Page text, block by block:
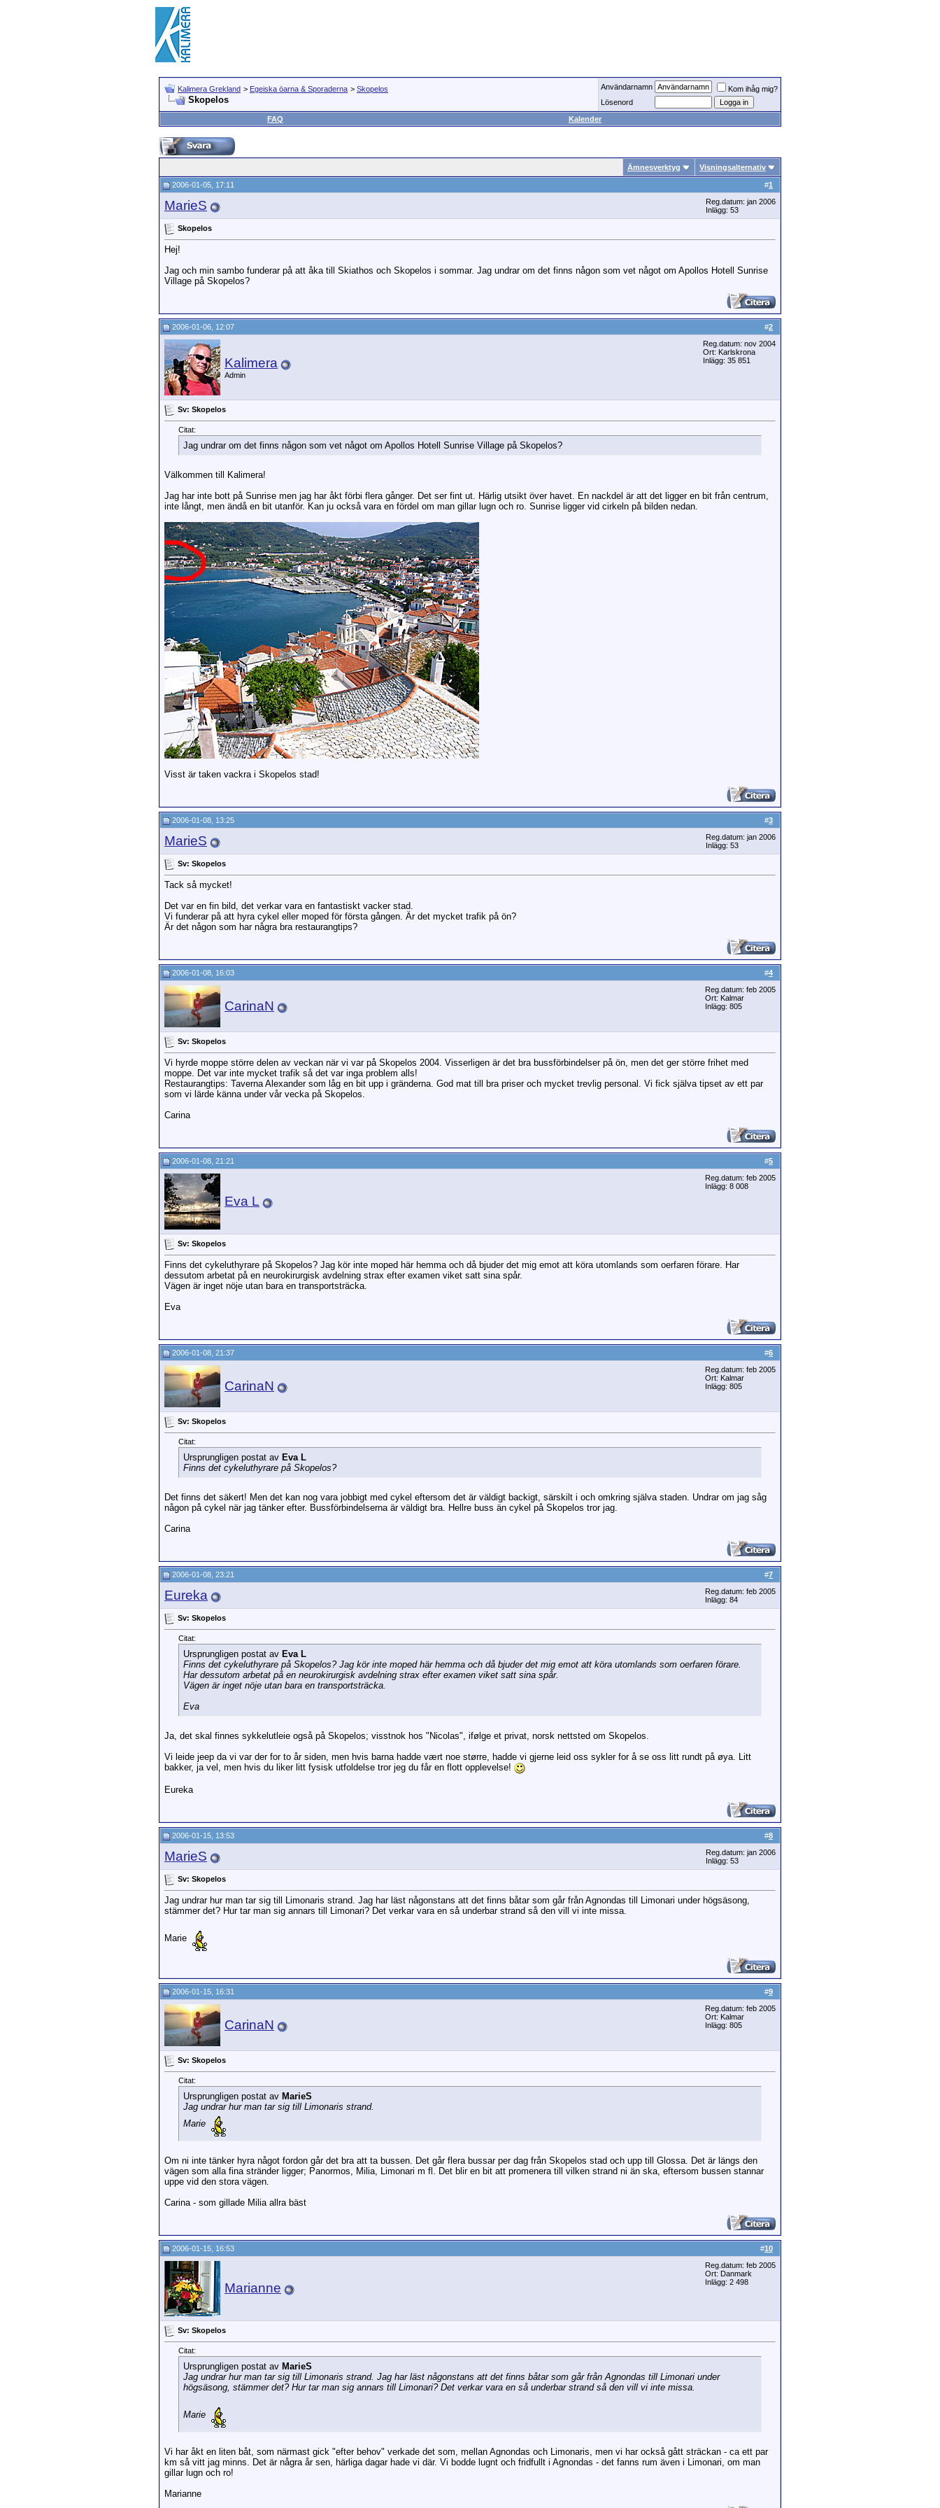
Kalimera Grekland > Egeiska öarna & Sporaderna > Skopelos
Skopelos
Användarnamn
Kom ihåg mig?
Lösenord
FAQ
Kalender
Ämnesverktyg Visningsalternativ
#1
2006-01-05, 17:11
MarieS
Reg.datum: jan 2006
Inlägg: 53
Skopelos
Hej!
Jag och min sambo funderar på att åka till Skiathos och Skopelos i sommar. Jag undrar om det finns någon som vet något om Apollos Hotell Sunrise
Village på Skopelos?
#2
2006-01-06, 12:07
Kalimera
Admin
Reg.datum: nov 2004
Ort: Karlskrona
Inlägg: 35 851
Sv: Skopelos
Citat:
Jag undrar om det finns någon som vet något om Apollos Hotell Sunrise Village på Skopelos?
Välkommen till Kalimera!
Jag har inte bott på Sunrise men jag har åkt förbi flera gånger. Det ser fint ut. Härlig utsikt över havet. En nackdel är att det ligger en bit från centrum,
inte långt, men ändå en bit utanför. Kan ju också vara en fördel om man gillar lugn och ro. Sunrise ligger vid cirkeln på bilden nedan.
Visst är taken vackra i Skopelos stad!
#3
2006-01-08, 13:25
MarieS
Reg.datum: jan 2006
Inlägg: 53
Sv: Skopelos
Tack så mycket!
Det var en fin bild, det verkar vara en fantastiskt vacker stad.
Vi funderar på att hyra cykel eller moped för första gången. Är det mycket trafik på ön?
Är det någon som har några bra restaurangtips?
#4
2006-01-08, 16:03
CarinaN
Reg.datum: feb 2005
Ort: Kalmar
Inlägg: 805
Sv: Skopelos
Vi hyrde moppe större delen av veckan när vi var på Skopelos 2004. Visserligen är det bra bussförbindelser på ön, men det ger större frihet med
moppe. Det var inte mycket trafik så det var inga problem alls!
Restaurangtips: Taverna Alexander som låg en bit upp i gränderna. God mat till bra priser och mycket trevlig personal. Vi fick själva tipset av ett par
som vi lärde känna under vår vecka på Skopelos.
Carina
#5
2006-01-08, 21:21
Eva L
Reg.datum: feb 2005
Inlägg: 8 008
Sv: Skopelos
Finns det cykeluthyrare på Skopelos? Jag kör inte moped här hemma och då bjuder det mig emot att köra utomlands som oerfaren förare. Har
dessutom arbetat på en neurokirurgisk avdelning strax efter examen viket satt sina spår.
Vägen är inget nöje utan bara en transportsträcka.
Eva
#6
2006-01-08, 21:37
CarinaN
Reg.datum: feb 2005
Ort: Kalmar
Inlägg: 805
Sv: Skopelos
Citat:
Ursprungligen postat av Eva L
Finns det cykeluthyrare på Skopelos?
Det finns det säkert! Men det kan nog vara jobbigt med cykel eftersom det är väldigt backigt, särskilt i och omkring själva staden. Undrar om jag såg
någon på cykel när jag tänker efter. Bussförbindelserna är väldigt bra. Hellre buss än cykel på Skopelos tror jag.
Carina
#7
2006-01-08, 23:21
Eureka
Reg.datum: feb 2005
Inlägg: 84
Sv: Skopelos
Citat:
Ursprungligen postat av Eva L
Finns det cykeluthyrare på Skopelos? Jag kör inte moped här hemma och då bjuder det mig emot att köra utomlands som oerfaren förare.
Har dessutom arbetat på en neurokirurgisk avdelning strax efter examen viket satt sina spår.
Vägen är inget nöje utan bara en transportsträcka.
Eva
Ja, det skal finnes sykkelutleie også på Skopelos; visstnok hos "Nicolas", ifølge et privat, norsk nettsted om Skopelos.
Vi leide jeep da vi var der for to år siden, men hvis barna hadde vært noe større, hadde vi gjerne leid oss sykler for å se oss litt rundt på øya. Litt
bakker, ja vel, men hvis du liker litt fysisk utfoldelse tror jeg du får en flott opplevelse!
Eureka
#8
2006-01-15, 13:53
MarieS
Reg.datum: jan 2006
Inlägg: 53
Sv: Skopelos
Jag undrar hur man tar sig till Limonaris strand. Jag har läst någonstans att det finns båtar som går från Agnondas till Limonari under högsäsong,
stämmer det? Hur tar man sig annars till Limonari? Det verkar vara en så underbar strand så den vill vi inte missa.
Marie
#9
2006-01-15, 16:31
CarinaN
Reg.datum: feb 2005
Ort: Kalmar
Inlägg: 805
Sv: Skopelos
Citat:
Ursprungligen postat av MarieS
Jag undrar hur man tar sig till Limonaris strand.
Marie
Om ni inte tänker hyra något fordon går det bra att ta bussen. Det går flera bussar per dag från Skopelos stad och upp till Glossa. Det är längs den
vägen som alla fina stränder ligger; Panormos, Milia, Limonari m fl. Det blir en bit att promenera till vilken strand ni än ska, eftersom bussen stannar
uppe vid den stora vägen.
Carina - som gillade Milia allra bäst
#10
2006-01-15, 16:53
Marianne
Reg.datum: feb 2005
Ort: Danmark
Inlägg: 2 498
Sv: Skopelos
Citat:
Ursprungligen postat av MarieS
Jag undrar hur man tar sig till Limonaris strand. Jag har läst någonstans att det finns båtar som går från Agnondas till Limonari under
högsäsong, stämmer det? Hur tar man sig annars till Limonari? Det verkar vara en så underbar strand så den vill vi inte missa.
Marie
Vi har åkt en liten båt, som närmast gick "efter behov" verkade det som, mellan Agnondas och Limonaris, men vi har också gått sträckan - ca ett par
km så vitt jag minns. Det är några år sen, härliga dagar hade vi där. Vi bodde lugnt och fridfullt i Agnondas - det fanns rum även i Limonari, om man
gillar lugn och ro!
Marianne